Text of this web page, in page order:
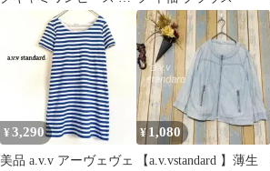
ブラック バックリボン
¥ 3,290
美品 a.v.v アーヴェヴェ
¥ 1,080
【a.v.vstandard 】薄生